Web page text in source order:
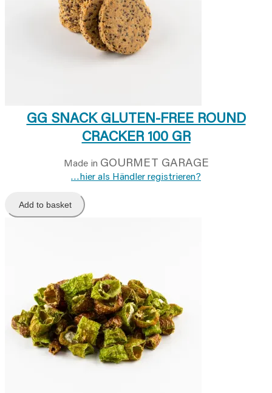
GG SNACK GLUTEN-FREE ROUND
CRACKER 100 GR
Made in GOURMET GARAGE
…hier als Händler registrieren?
Add to basket